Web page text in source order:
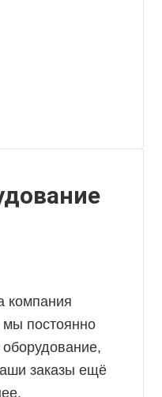
компания
мы постоянно
заказы ещё